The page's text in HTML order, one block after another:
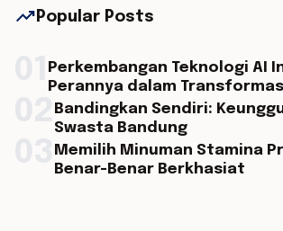
trending_up Popular Posts
Perkembangan Teknologi AI
Perannya dalam
Bandingkan Sendiri:
Swasta Bandung
Memilih Minuman Stamina
Benar-Benar Berkhasiat